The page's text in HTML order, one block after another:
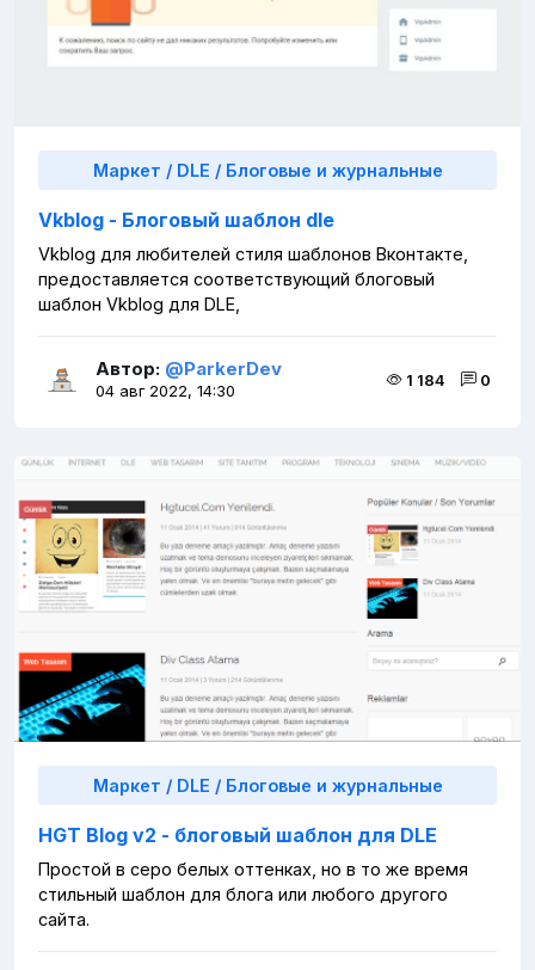
Маркет / DLE / Блоговые и журнальные
Vkblog - Блоговый шаблон dle
Vkblog для любителей стиля шаблонов Вконтакте,
предоставляется соответствующий блоговый
шаблон Vkblog для DLE,
Автор: @ParkerDev
04 авг 2022, 14:30
1 184 0
Маркет / DLE / Блоговые и журнальные
HGT Blog v2 - блоговый шаблон для DLE
Простой в серо белых оттенках, но в то же время
стильный шаблон для блога или любого другого
сайта.